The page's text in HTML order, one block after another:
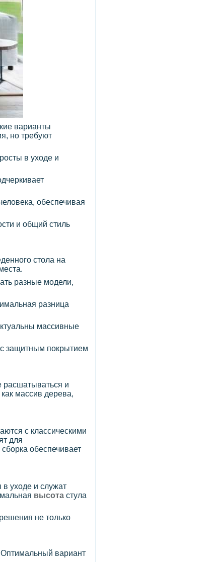
варианты
но требуют
в уходе и
обеспечивая
и общий стиль
стола на
разные модели,
разница
массивные
с защитным покрытием
расшатываться и
как массив дерева,
с классическими
для
обеспечивает
уходе и служат
высота стула
не только
Оптимальный вариант